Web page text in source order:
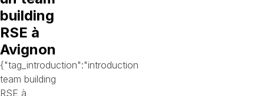
building
RSE à
Avignon
{"tag_introduction":"introduction
team building
RSE à